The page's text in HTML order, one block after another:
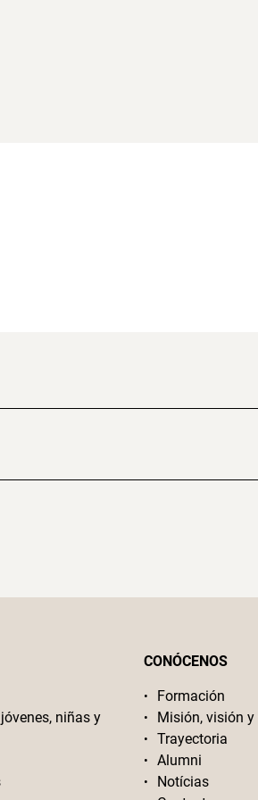
niñas y
CONÓCENOS
Formación
Misión, visión y
Trayectoria
Alumni
Notícias